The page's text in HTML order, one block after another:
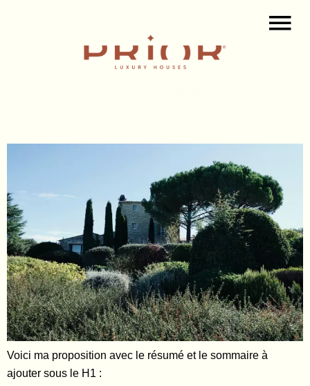
Voici ma proposition avec le résumé et le sommaire à
ajouter sous le H1 :